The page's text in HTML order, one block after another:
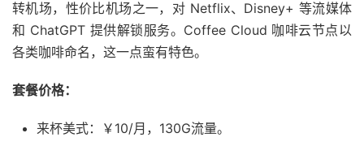
转机场，性价比机场之一，对 Netflix、Disney+ 等流媒体
和 ChatGPT 提供解锁服务。Coffee Cloud 咖啡云节点以
各类咖啡命名，这一点蛮有特色。
套餐价格：
来杯美式：￥10/月，130G流量。